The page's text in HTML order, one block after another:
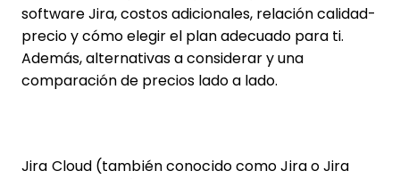
software Jira, costos adicionales, relación calidad-
precio y cómo elegir el plan adecuado para ti.
Además, alternativas a considerar y una
comparación de precios lado a lado.
Jira Cloud (también conocido como Jira o Jira